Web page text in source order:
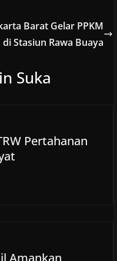
Barat Gelar PPKM
Stasiun Rawa Buaya
Suka
Pertahanan
Amankan